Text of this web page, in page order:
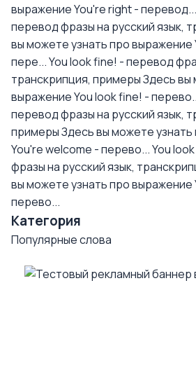
выражение You're right - перевод...
перевод фразы на русский язык,
вы можете узнать про выражение
пере...You look fine! - перевод
транскрипция, примерыЗдесь вы
выражение You look fine! -
перевод фразы на русский язык,
примерыЗдесь вы можете
You're welcome - перево...You
фразы на русский язык,
вы можете узнать про выражение
перево...
Категория
Популярные слова